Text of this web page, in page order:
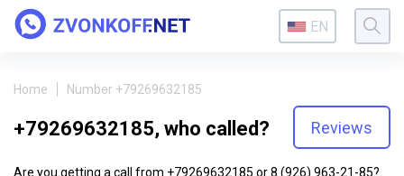
EN
Home Number +79269632185
+79269632185, who called? Reviews
Are you getting a call from +79269632185 or 8 (926) 963-21-85?